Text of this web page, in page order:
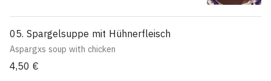
05. Spargelsuppe mit Hühnerfleisch
Aspargxs soup with chicken
4,50 €